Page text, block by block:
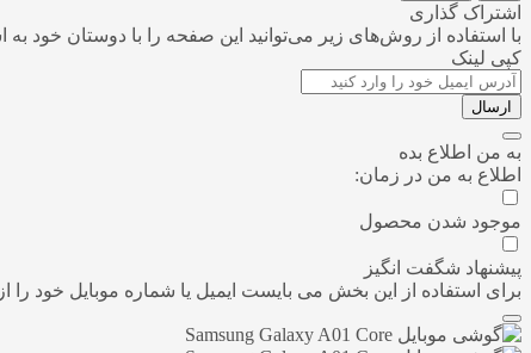
اشتراک گذاری
با استفاده از روش‌های زیر می‌توانید این صفحه را با دوستان خود به
کپی لینک
ارسال
به من اطلاع بده
اطلاع به من در زمان:
موجود شدن محصول
پیشنهاد شگفت انگیز
برای استفاده از این بخش می بایست ایمیل یا شماره موبایل خود